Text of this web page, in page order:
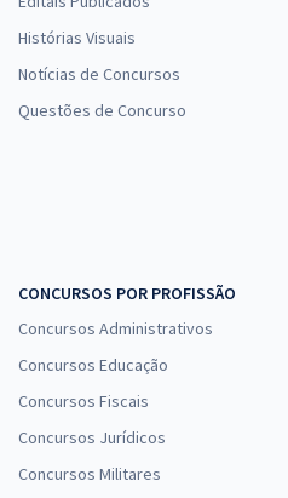
Histórias Visuais
Notícias de Concursos
Questões de Concurso
CONCURSOS POR PROFISSÃO
Concursos Administrativos
Concursos Educação
Concursos Fiscais
Concursos Jurídicos
Concursos Militares